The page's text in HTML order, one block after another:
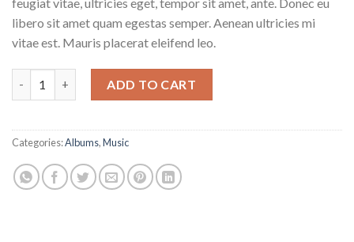
libero sit amet quam egestas semper. Aenean ultricies mi
vitae est. Mauris placerat eleifend leo.
Woo Album #1 quantityADD TO CART
Categories:Albums,Music